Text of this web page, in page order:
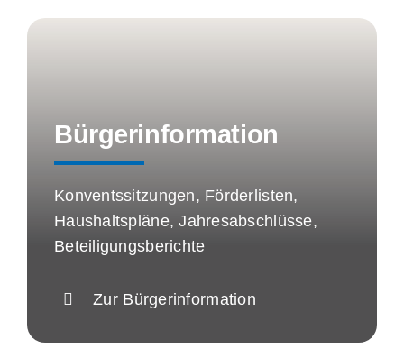
Bürgerinformation
Konventssitzungen, Förderlisten,
Haushaltspläne, Jahresabschlüsse,
Beteiligungsberichte
Zur Bürgerinformation